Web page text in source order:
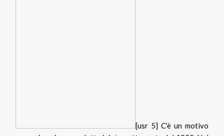
[usr 5] C’è un motivo